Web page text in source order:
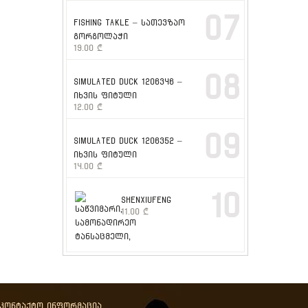
FISHING TAKLE – სათევზაო
გორგოლაჭი
19.00 ₾
07
SIMULATED DUCK 1206346 –
იხვის ფიტული
12.00 ₾
08
SIMULATED DUCK 1206352 –
იხვის ფიტული
14.00 ₾
09
SHENXIUFENG
11.00 ₾ 10
ინფორმაცია